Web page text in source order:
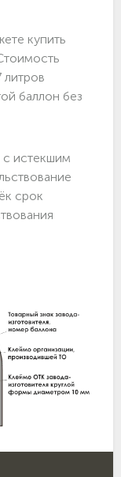
купить
литров
баллон без
с истекшим
срок